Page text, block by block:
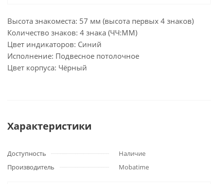
Высота знакоместа: 57 мм (высота первых 4 знаков)
Количество знаков: 4 знака (ЧЧ:ММ)
Цвет индикаторов: Синий
Исполнение: Подвесное потолочное
Цвет корпуса: Чёрный
Характеристики
Доступность
Наличие
Производитель
Mobatime